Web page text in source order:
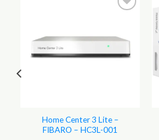
Favoritos
Home Center 3 Lite –
FIBARO – HC3L-001